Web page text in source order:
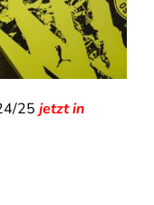
25 jetzt in